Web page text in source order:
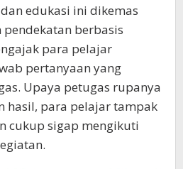
edukasi ini dikemas
berbasis
para pelajar
pertanyaan yang
Upaya petugas rupanya
hasil, para pelajar tampak
cukup sigap mengikuti